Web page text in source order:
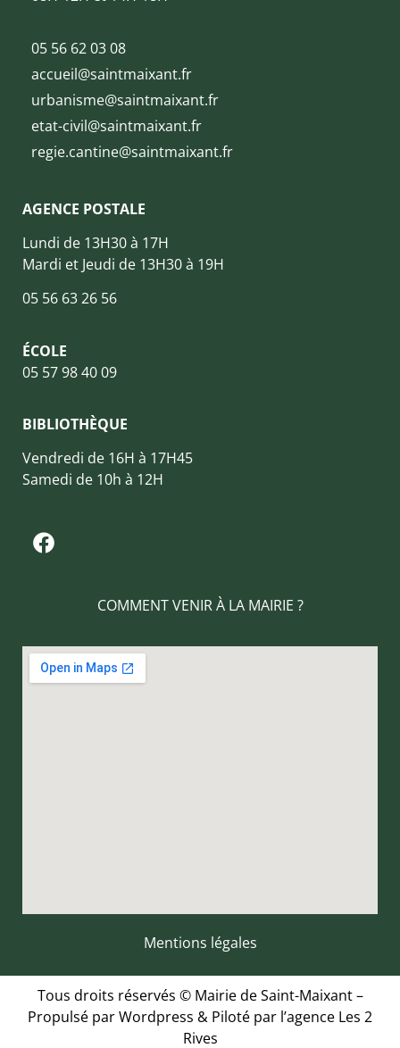
05 56 62 03 08
accueil@saintmaixant.fr
urbanisme@saintmaixant.fr
etat-civil@saintmaixant.fr
regie.cantine@saintmaixant.fr
AGENCE POSTALE
Lundi de 13H30 à 17H
Mardi et Jeudi de 13H30 à 19H
05 56 63 26 56
ÉCOLE
05 57 98 40 09
BIBLIOTHÈQUE
Vendredi de 16H à 17H45
Samedi de 10h à 12H
COMMENT VENIR À LA MAIRIE ?
Mentions légales
Tous droits réservés © Mairie de Saint-Maixant –
Propulsé par Wordpress & Piloté par l’agence Les 2
Rives